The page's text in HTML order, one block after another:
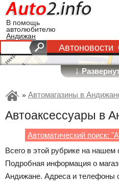
В помощь
автолюбителю
Андижан
Автоновости
↓
» Автомагазины в
Автоаксессуары в
Автоматический поиск:
Всего в этой рубрике на нашем
Подробная информация о
Андижане. Адреса и телефоны